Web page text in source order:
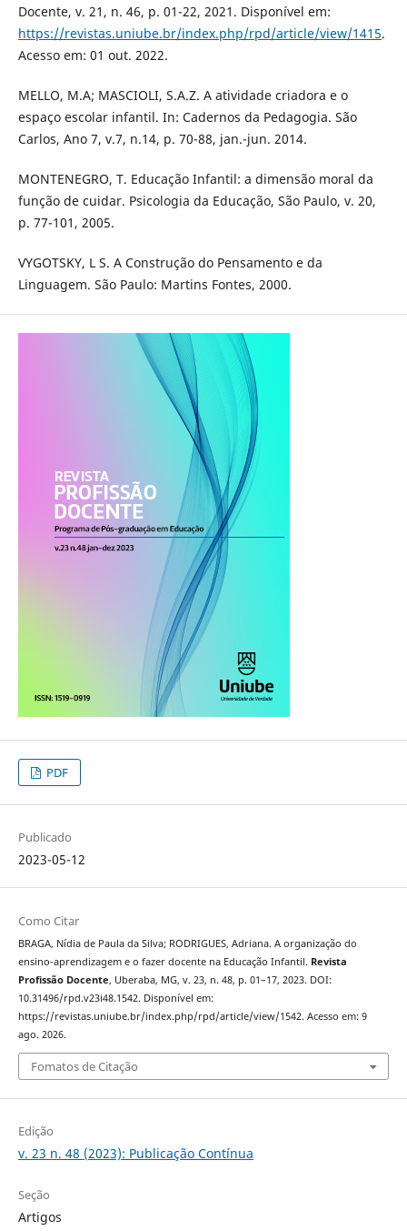
Docente, v. 21, n. 46, p. 01-22, 2021. Disponível em:
https://revistas.uniube.br/index.php/rpd/article/view/1415.
Acesso em: 01 out. 2022.
MELLO, M.A; MASCIOLI, S.A.Z. A atividade criadora e o
espaço escolar infantil. In: Cadernos da Pedagogia. São
Carlos, Ano 7, v.7, n.14, p. 70-88, jan.-jun. 2014.
MONTENEGRO, T. Educação Infantil: a dimensão moral da
função de cuidar. Psicologia da Educação, São Paulo, v. 20,
p. 77-101, 2005.
VYGOTSKY, L S. A Construção do Pensamento e da
Linguagem. São Paulo: Martins Fontes, 2000.
PDF
Publicado
2023-05-12
Como Citar
BRAGA, Nídia de Paula da Silva; RODRIGUES, Adriana. A organização do
ensino-aprendizagem e o fazer docente na Educação Infantil. Revista
Profissão Docente, Uberaba, MG, v. 23, n. 48, p. 01–17, 2023. DOI:
10.31496/rpd.v23i48.1542. Disponível em:
https://revistas.uniube.br/index.php/rpd/article/view/1542. Acesso em: 9
ago. 2026.
Fomatos de Citação
Edição
v. 23 n. 48 (2023): Publicação Contínua
Seção
Artigos